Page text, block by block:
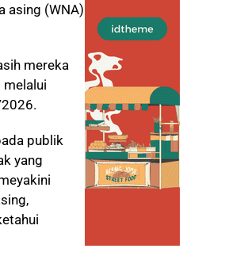
asing (WNA)
mereka
melalui
publik
yang